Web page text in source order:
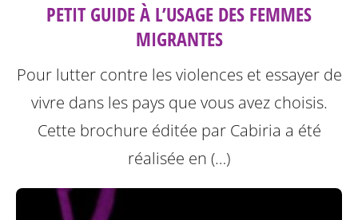
PETIT GUIDE À L’USAGE DES FEMMES
MIGRANTES
Pour lutter contre les violences et essayer de
vivre dans les pays que vous avez choisis.
Cette brochure éditée par Cabiria a été
réalisée en (…)